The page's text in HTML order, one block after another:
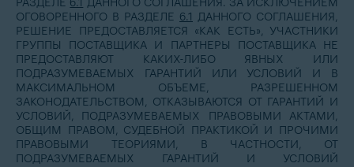
РАЗДЕЛЕ 6.1 ДАННОГО СОГЛАШЕНИЯ. ЗА ИСКЛЮЧЕНИЕМ
ОГОВОРЕННОГО В РАЗДЕЛЕ 6.1 ДАННОГО СОГЛАШЕНИЯ,
РЕШЕНИЕ ПРЕДОСТАВЛЯЕТСЯ «КАК ЕСТЬ», УЧАСТНИКИ
ГРУППЫ ПОСТАВЩИКА И ПАРТНЕРЫ ПОСТАВЩИКА НЕ
ПРЕДОСТАВЛЯЮТ КАКИХ-ЛИБО ЯВНЫХ ИЛИ
ПОДРАЗУМЕВАЕМЫХ ГАРАНТИЙ ИЛИ УСЛОВИЙ И В
МАКСИМАЛЬНОМ ОБЪЕМЕ, РАЗРЕШЕННОМ
ЗАКОНОДАТЕЛЬСТВОМ, ОТКАЗЫВАЮТСЯ ОТ ГАРАНТИЙ И
УСЛОВИЙ, ПОДРАЗУМЕВАЕМЫХ ПРАВОВЫМИ АКТАМИ,
ОБЩИМ ПРАВОМ, СУДЕБНОЙ ПРАКТИКОЙ И ПРОЧИМИ
ПРАВОВЫМИ ТЕОРИЯМИ, В ЧАСТНОСТИ, ОТ
ПОДРАЗУМЕВАЕМЫХ ГАРАНТИЙ И УСЛОВИЙ